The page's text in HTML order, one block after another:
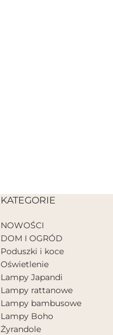
KATEGORIE
NOWOŚCI
DOM I OGRÓD
Poduszki i koce
Oświetlenie
Lampy Japandi
Lampy rattanowe
Lampy bambusowe
Lampy Boho
Żyrandole